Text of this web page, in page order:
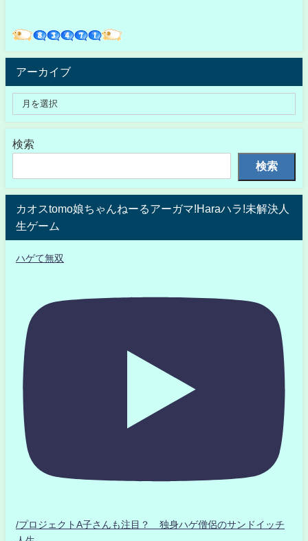
アーカイブ
検索
検索
カオスtomo娘ちゃんねーるアーガマ!Haraハラ!未解決人
生ゲーム
ハゲて無双
/プロジェクトA子さんも注目？ 独身ハゲ僧侶のサンドイッチ